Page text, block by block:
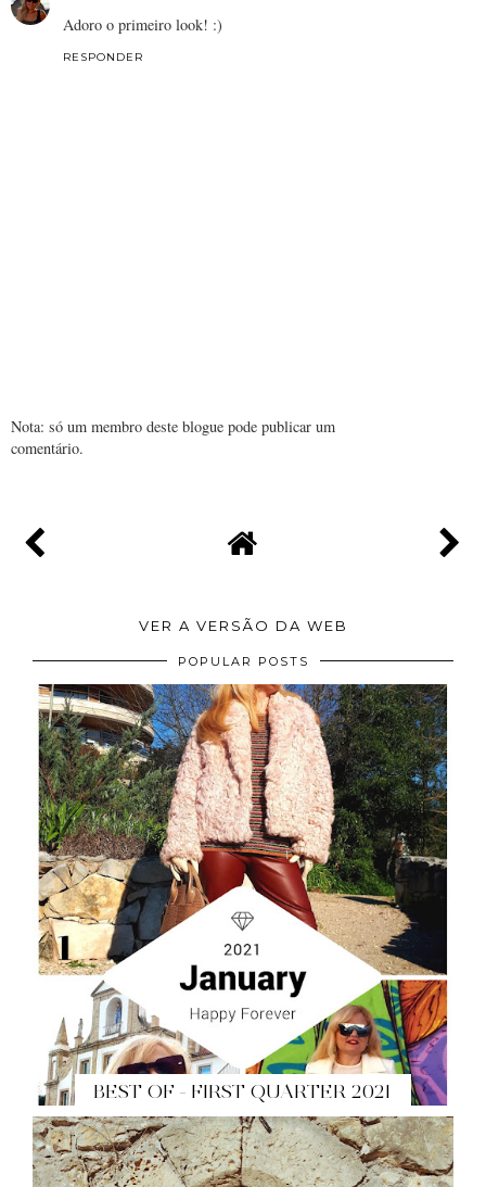
Adoro o primeiro look! :)
RESPONDER
Nota: só um membro deste blogue pode publicar um
comentário.
VER A VERSÃO DA WEB
POPULAR POSTS
BEST OF - FIRST QUARTER 2021